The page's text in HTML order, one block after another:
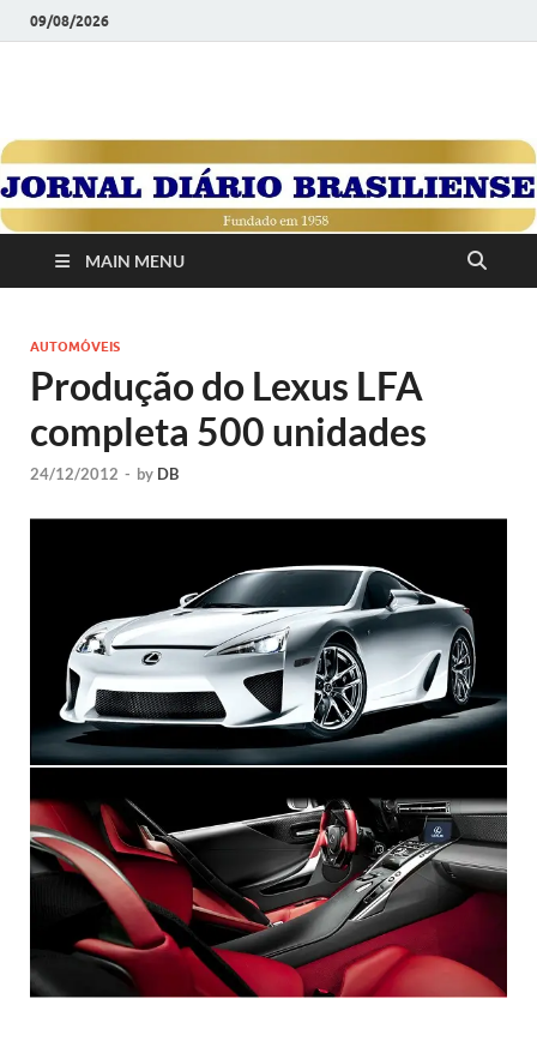
09/08/2026
JORNAL DIÁRIO
BRASILIENSE
1958
MAIN MENU
AUTOMÓVEIS
Produção do Lexus LFA
completa 500 unidades
24/12/2012 - by DB